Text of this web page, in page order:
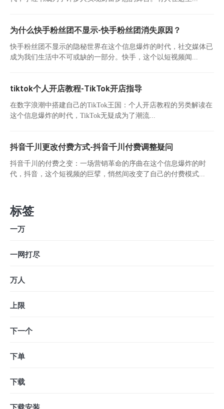
为什么快手粉丝团不显示-快手粉丝团消失原因？
快手粉丝团不显示的隐秘世界在这个信息爆炸的时代，社交媒体已
成为我们生活中不可或缺的一部分。快手，这个以短视频闻...
tiktok个人开店教程-TikTok开店指导
在数字浪潮中搭建自己的TikTok王国：个人开店教程的另类解读在
这个信息爆炸的时代，TikTok无疑成为了潮流...
抖音千川更改付费方式-抖音千川付费调整疑问
抖音千川的付费之变：一场营销革命的序曲在这个信息爆炸的时
代，抖音，这个短视频的巨擘，悄然间改变了自己的付费模式...
标签
一万
一网打尽
万人
上限
下一个
下单
下载
下载安装